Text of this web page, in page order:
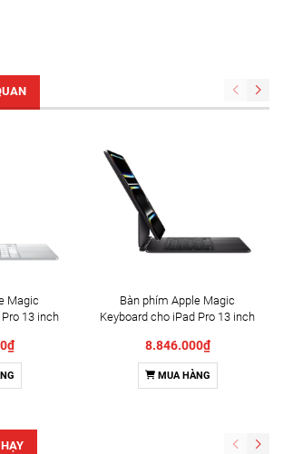
Magic
13 inch
A
Bàn phím Apple Magic
Keyboard cho iPad Pro 13 inch
8.846.000₫
MUA HÀNG